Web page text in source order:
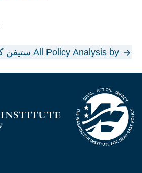
All Policy Analysis by ستيفن كوك
Homepage